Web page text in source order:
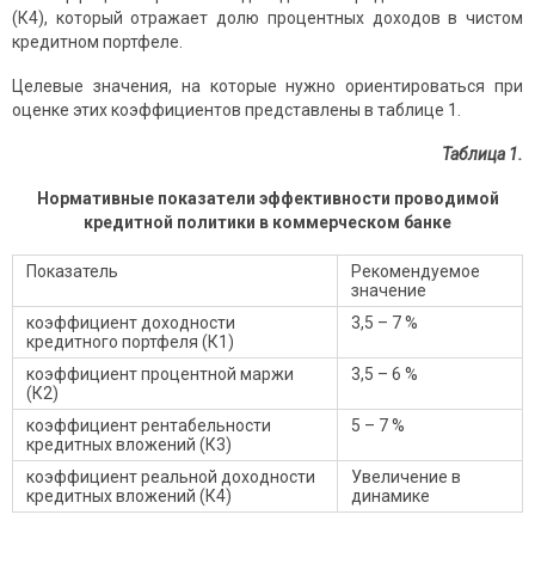
(К4), который отражает долю процентных доходов в чистом
кредитном портфеле.
Целевые значения, на которые нужно ориентироваться при
оценке этих коэффициентов представлены в таблице 1.
Таблица 1.
Нормативные показатели эффективности проводимой
кредитной политики в коммерческом банке
Показатель
Рекомендуемое
значение
коэффициент доходности
кредитного портфеля (К1)
3,5 – 7 %
коэффициент процентной маржи
(К2)
3,5 – 6 %
коэффициент рентабельности
кредитных вложений (К3)
5 – 7 %
коэффициент реальной доходности
кредитных вложений (К4)
Увеличение в
динамике